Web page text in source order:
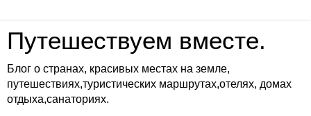
Путешествуем вместе.
Блог о странах, красивых местах на земле,
путешествиях,туристических маршрутах,отелях, домах
отдыха,санаториях.